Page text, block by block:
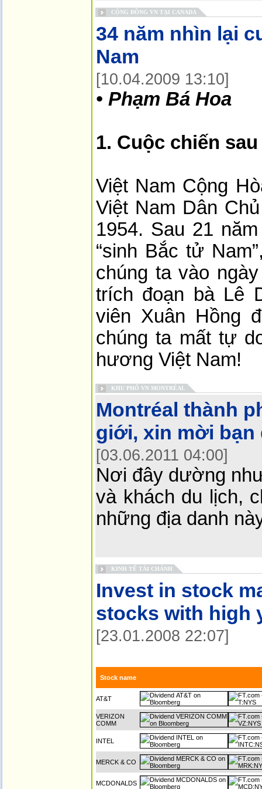
CỘNG ĐỒNG VN TẠI CANADA
34 năm nhìn lại
Nam
[10.04.2009 13:10]
• Phạm Bá Hoa
1. Cuộc chiến
Việt Nam Cộng
Việt Nam Dân
1954. Sau 21
“sinh Bắc tử
chúng ta vào
trích đoạn bà Lê
viên Xuân Hồng
chúng ta mất tự
hương Việt Nam!
KHU PHỐ VN MONTRÉAL
Montréal thành
giới, xin mời bạn
[03.06.2011 04:00]
Nơi đây dường
và khách du lịch,
những địa danh
KINH TẾ TÀI CHÁNH
Invest in stock
stocks with high
[23.01.2008 22:07]
Stock name
AT&T
VERIZON
COMM
INTEL
MERCK & CO
MCDONALDS